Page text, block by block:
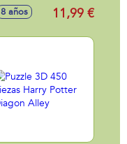
8 años 11,99 €